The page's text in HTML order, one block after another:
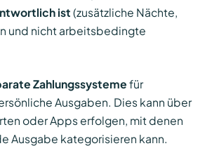
ist (zusätzliche Nächte,
und nicht arbeitsbedingte
Zahlungssysteme für
Ausgaben. Dies kann über
oder Apps erfolgen, mit denen
Ausgabe kategorisieren kann.